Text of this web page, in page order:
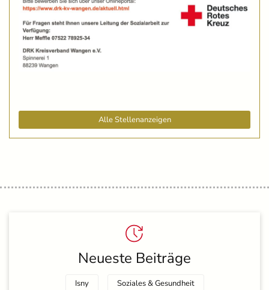
Alle Stellenanzeigen
Neueste Beiträge
Isny Soziales & Gesundheit